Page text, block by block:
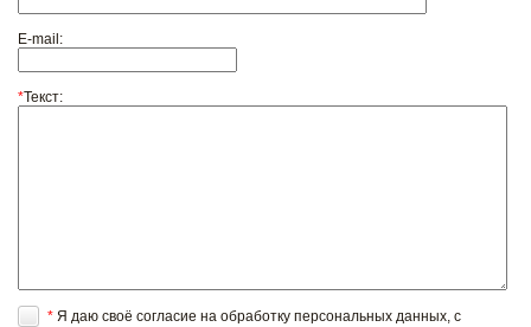
E-mail:
*Текст:
* Я даю своё согласие на обработку персональных данных, с